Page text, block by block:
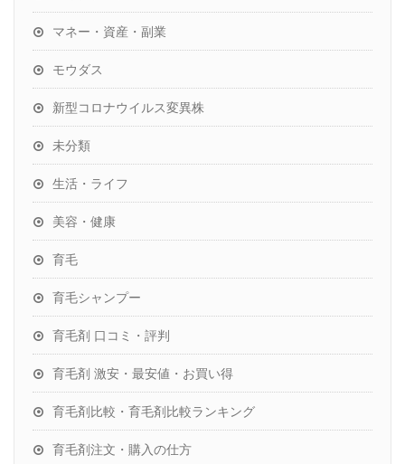
マネー・資産・副業
モウダス
新型コロナウイルス変異株
未分類
生活・ライフ
美容・健康
育毛
育毛シャンプー
育毛剤 口コミ・評判
育毛剤 激安・最安値・お買い得
育毛剤比較・育毛剤比較ランキング
育毛剤注文・購入の仕方